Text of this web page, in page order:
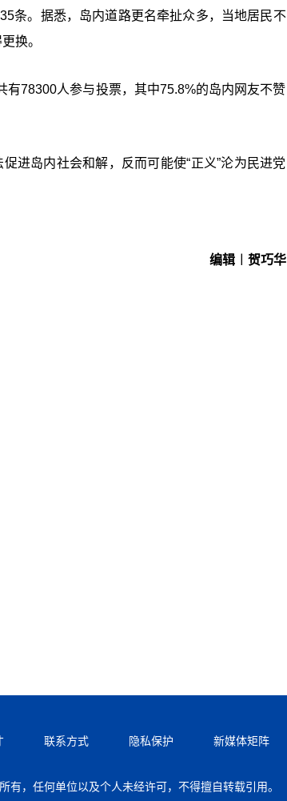
条。据悉，岛内道路更名牵扯众多，当地居民不
换。
有78300人参与投票，其中75.8%的岛内网友不赞
进岛内社会和解，反而可能使“正义”沦为民进党
编辑︱贺巧华
联系方式 隐私保护 新媒体矩阵
有，任何单位以及个人未经许可，不得擅自转载引用。